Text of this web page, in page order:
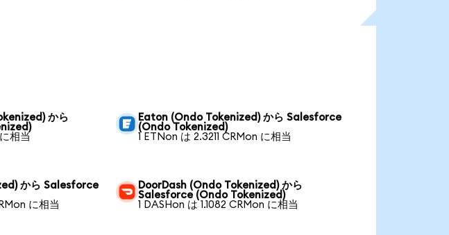
から
相当
Eaton (Ondo Tokenized) から Salesforce
(Ondo Tokenized)
1 ETNon は 2.3211 CRMon に相当
から Salesforce
に相当
DoorDash (Ondo Tokenized) から
Salesforce (Ondo Tokenized)
1 DASHon は 1.1082 CRMon に相当